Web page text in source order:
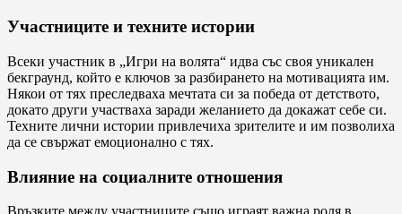
Участниците и техните истории
Всеки участник в „Игри на волята“ идва със своя уникален
бекграунд, който е ключов за разбирането на мотивацията им.
Някои от тях преследваха мечтата си за победа от детството,
докато други участваха заради желанието да докажат себе си.
Техните лични истории привлечиха зрителите и им позволиха
да се свържат емоционално с тях.
Влияние на социалните отношения